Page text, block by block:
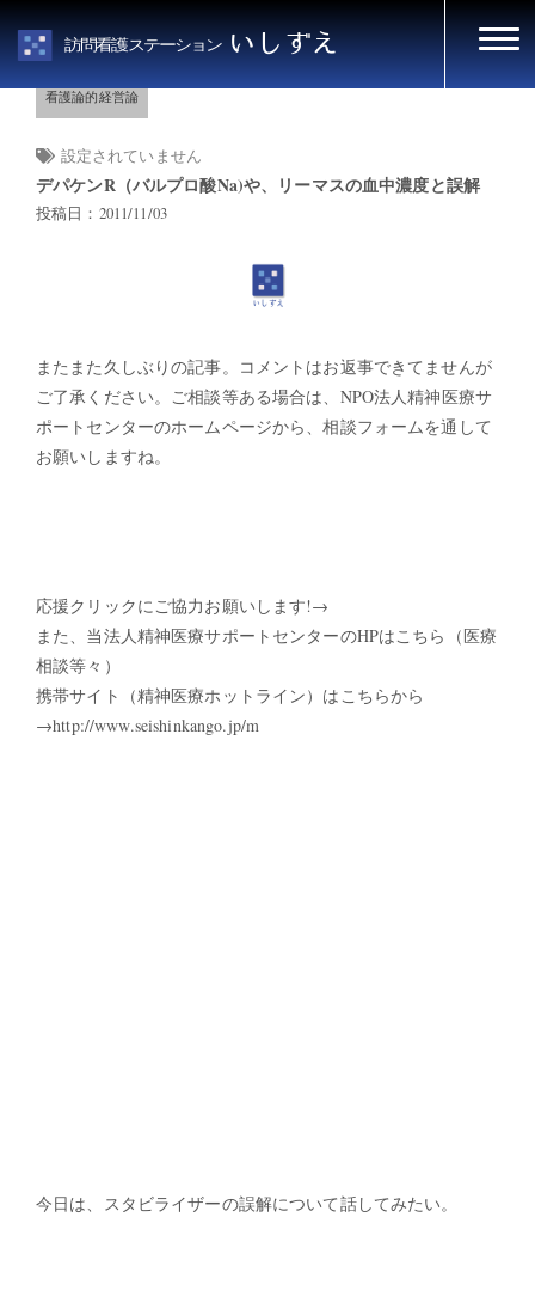
訪問看護ステーション いしずえ
HOME 看護論的経営論
看護論的経営論
設定されていません
デパケンR（バルプロ酸Na)や、リーマスの血中濃度と誤解
投稿日：2011/11/03
またまた久しぶりの記事。コメントはお返事できてませんが
ご了承ください。ご相談等ある場合は、NPO法人精神医療サ
ポートセンターのホームページから、相談フォームを通して
お願いしますね。
応援クリックにご協力お願いします!→
また、当法人精神医療サポートセンターのHPはこちら（医療
相談等々）
携帯サイト（精神医療ホットライン）はこちらから
→http://www.seishinkango.jp/m
今日は、スタビライザーの誤解について話してみたい。